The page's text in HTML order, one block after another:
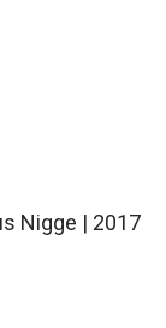
Nigge | 2017